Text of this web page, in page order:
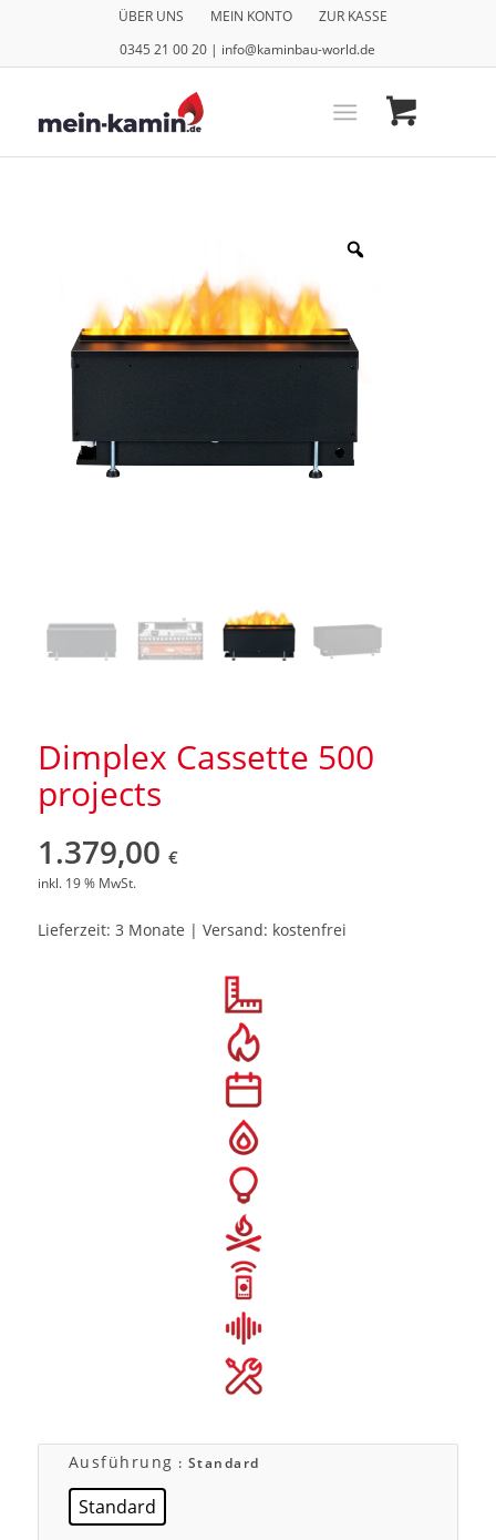
ÜBER UNS MEIN KONTO
ZUR KASSE
0345 21 00 20 | info@kaminbau-world.de
Dimplex Cassette 500
projects
1.379,00 €
inkl. 19 % MwSt.
Lieferzeit: 3 Monate | Versand: kostenfrei
Ausführung : Standard
Standard